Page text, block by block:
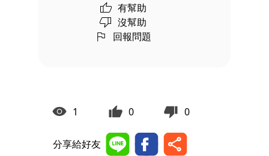
有幫助
沒幫助
回報問題
1 0 0
分享給好友